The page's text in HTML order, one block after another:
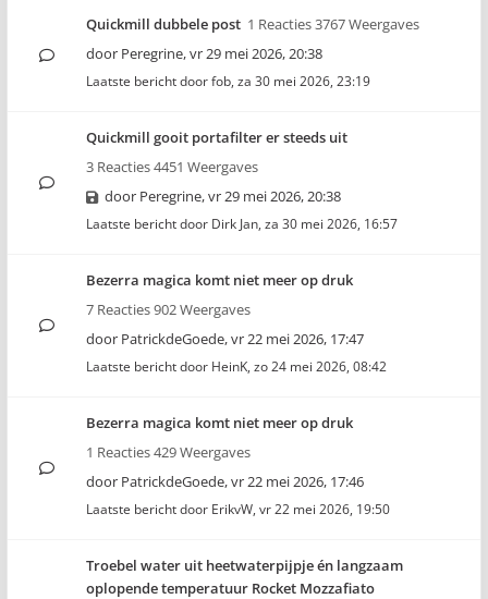
Quickmill dubbele post 1 Reacties 3767 Weergaves
door Peregrine,vr 29 mei 2026, 20:38
Laatste bericht doorfob, za 30 mei 2026, 23:19
Quickmill gooit portafilter er steeds uit
3 Reacties 4451 Weergaves
door Peregrine,vr 29 mei 2026, 20:38
Laatste bericht door Dirk Jan, za 30 mei 2026, 16:57
Bezerra magica komt niet meer op druk
7 Reacties 902 Weergaves
door PatrickdeGoede,vr 22 mei 2026, 17:47
Laatste bericht door HeinK, zo 24 mei 2026, 08:42
Bezerra magica komt niet meer op druk
1 Reacties 429 Weergaves
door PatrickdeGoede,vr 22 mei 2026, 17:46
Laatste bericht door ErikvW, vr 22 mei 2026, 19:50
Troebel water uit heetwaterpijpje én langzaam
oplopende temperatuur Rocket Mozzafiato